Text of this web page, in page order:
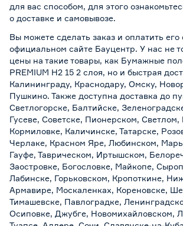
для вас способом, для этого
о доставке и самовывозе.
Вы можете сделать заказ и оплатить
официальном сайте Бауцентр. У нас не
цены на такие товары, как Бумажные
PREMIUM H2 15 2 слоя, но и быстрая
Калининграду, Краснодару, Омску,
Пушкино. Также доступна доставка до
Светлогорске, Балтийске,
Гусеве, Советске, Пионерском, Светлом,
Кормиловке, Каличинске, Татарске,
Черлаке, Красном Яре, Любинском,
Гауфе, Таврическом, Иртышском,
Заостровке, Богословке, Майкопе,
Лабинске, Горьковском, Кропоткине,
Армавире, Москаленках, Кореновске,
Тимашевске, Павлоградке,
Осиповке, Джубге, Новомихайловском,